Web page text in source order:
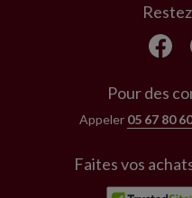
Pour des
Appeler 05 67 80
Faites vos